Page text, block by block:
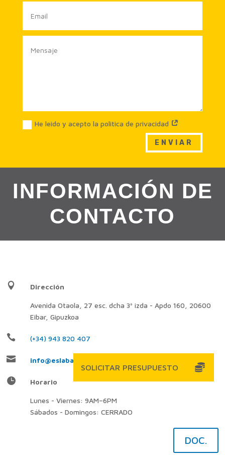
He leido y acepto la politica de privacidad
ENVIAR
INFORMACIÓN DE
CONTACTO
 Dirección
Avenida Otaola, 27 esc. dcha 3ª izda - Apdo 160, 20600
Eibar, Gipuzkoa
 (+34) 943 820 407
 info@eslaban.com
 Horario
Lunes - Viernes: 9AM–6PM
Sábados - Domingos: CERRADO
DOC.